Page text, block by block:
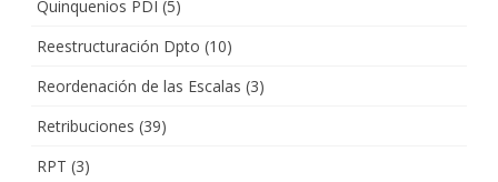
Quinquenios PDI (5)
Reestructuración Dpto (10)
Reordenación de las Escalas (3)
Retribuciones (39)
RPT (3)